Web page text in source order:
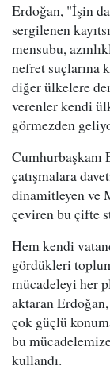
Erdoğan, "İşin
sergilenen
mensubu,
nefret suçlarına
diğer ülkelere
verenler kendi
görmezden
Cumhurbaşkanı
çatışmalara
dinamitleyen ve
çeviren bu çifte
Hem kendi
gördükleri
mücadeleyi her
aktaran
çok güçlü
bu
kullandı.